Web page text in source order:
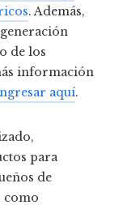
. Además,
de los
información
aquí.
para
de
como